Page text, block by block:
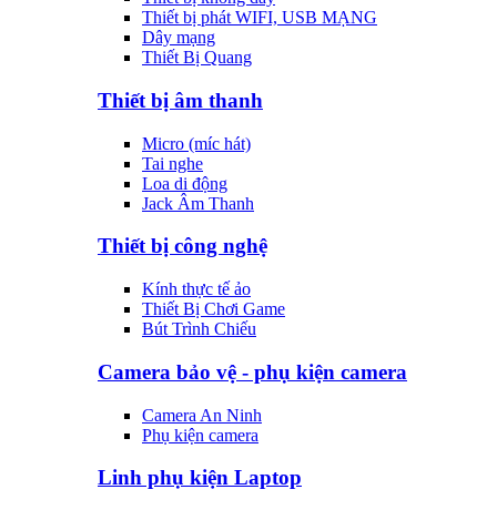
Thiết bị phát WIFI, USB MẠNG
Dây mạng
Thiết Bị Quang
Thiết bị âm thanh
Micro (míc hát)
Tai nghe
Loa di động
Jack Âm Thanh
Thiết bị công nghệ
Kính thực tế ảo
Thiết Bị Chơi Game
Bút Trình Chiếu
Camera bảo vệ - phụ kiện camera
Camera An Ninh
Phụ kiện camera
Linh phụ kiện Laptop